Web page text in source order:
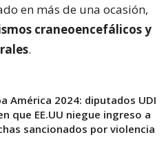
en más de una ocasión,
craneoencefálicos y
.
América 2024: diputados UDI
que EE.UU niegue ingreso a
sancionados por violencia